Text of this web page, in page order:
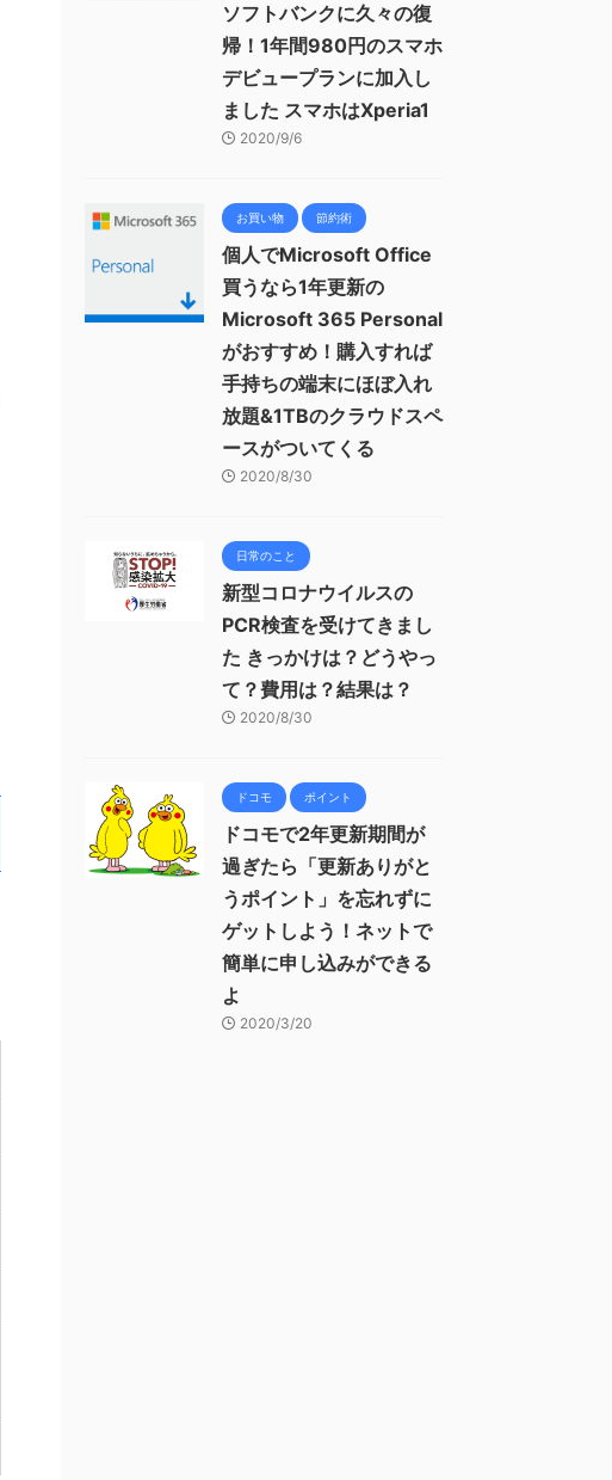
ソフトバンクに久々の復
帰！1年間980円のスマホ
デビュープランに加入し
ました スマホはXperia1
2020/9/6
お買い物 節約術
個人でMicrosoft Office
買うなら1年更新の
Microsoft 365 Personal
がおすすめ！購入すれば
手持ちの端末にほぼ入れ
放題&1TBのクラウドスペ
ースがついてくる
2020/8/30
日常のこと
新型コロナウイルスの
PCR検査を受けてきまし
た きっかけは？どうやっ
て？費用は？結果は？
2020/8/30
ドコモ ポイント
ドコモで2年更新期間が
過ぎたら「更新ありがと
うポイント」を忘れずに
ゲットしよう！ネットで
簡単に申し込みができる
よ
2020/3/20